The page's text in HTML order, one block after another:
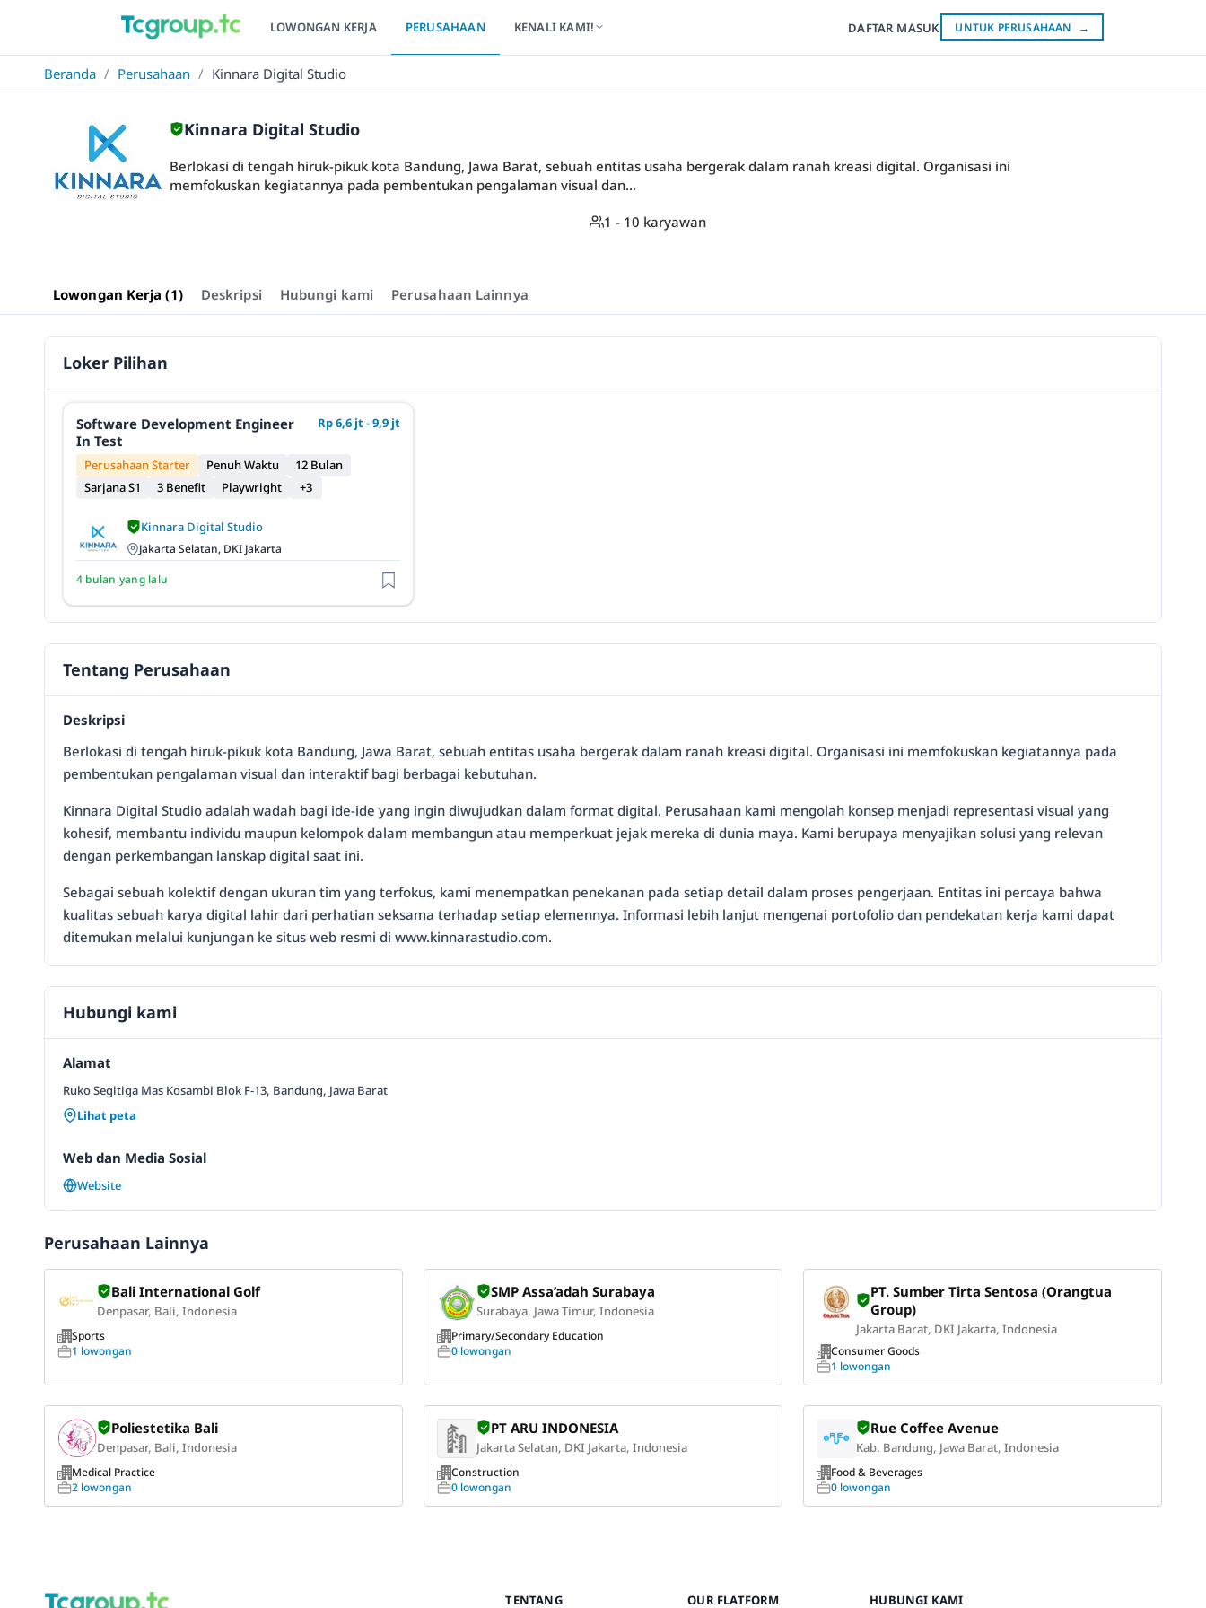
LOWONGAN KERJA PERUSAHAAN KENALI KAMI! DAFTAR MASUK UNTUK PERUSAHAAN →
Beranda / Perusahaan / Kinnara Digital Studio
Kinnara Digital Studio
Berlokasi di tengah hiruk-pikuk kota Bandung, Jawa Barat, sebuah entitas usaha bergerak dalam ranah kreasi digital. Organisasi ini
memfokuskan kegiatannya pada pembentukan pengalaman visual dan...
1 - 10 karyawan
Lowongan Kerja (1) Deskripsi Hubungi kami Perusahaan Lainnya
Loker Pilihan
Software Development Engineer
In Test
Rp 6,6 jt - 9,9 jt
Perusahaan Starter Penuh Waktu
12 Bulan
Sarjana S1
3 Benefit Playwright +3
Kinnara Digital Studio
Jakarta Selatan, DKI Jakarta
4 bulan yang lalu
Tentang Perusahaan
Deskripsi
Berlokasi di tengah hiruk-pikuk kota Bandung, Jawa Barat, sebuah entitas usaha bergerak dalam ranah kreasi digital. Organisasi ini memfokuskan kegiatannya pada
pembentukan pengalaman visual dan interaktif bagi berbagai kebutuhan.
Kinnara Digital Studio adalah wadah bagi ide-ide yang ingin diwujudkan dalam format digital. Perusahaan kami mengolah konsep menjadi representasi visual yang
kohesif, membantu individu maupun kelompok dalam membangun atau memperkuat jejak mereka di dunia maya. Kami berupaya menyajikan solusi yang relevan
dengan perkembangan lanskap digital saat ini.
Sebagai sebuah kolektif dengan ukuran tim yang terfokus, kami menempatkan penekanan pada setiap detail dalam proses pengerjaan. Entitas ini percaya bahwa
kualitas sebuah karya digital lahir dari perhatian seksama terhadap setiap elemennya. Informasi lebih lanjut mengenai portofolio dan pendekatan kerja kami dapat
ditemukan melalui kunjungan ke situs web resmi di www.kinnarastudio.com.
Hubungi kami
Alamat
Ruko Segitiga Mas Kosambi Blok F-13, Bandung, Jawa Barat
Lihat peta
Web dan Media Sosial
Website
Perusahaan Lainnya
Bali International Golf
Denpasar, Bali, Indonesia
Sports
1 lowongan
SMP Assa’adah Surabaya
Surabaya, Jawa Timur, Indonesia
Primary/Secondary Education
0 lowongan
PT. Sumber Tirta Sentosa (Orangtua
Group)
Jakarta Barat, DKI Jakarta, Indonesia
Consumer Goods
1 lowongan
Poliestetika Bali
Denpasar, Bali, Indonesia
Medical Practice
2 lowongan
PT ARU INDONESIA
Jakarta Selatan, DKI Jakarta, Indonesia
Construction
0 lowongan
Rue Coffee Avenue
Kab. Bandung, Jawa Barat, Indonesia
Food & Beverages
0 lowongan
TENTANG OUR FLATFORM HUBUNGI KAMI